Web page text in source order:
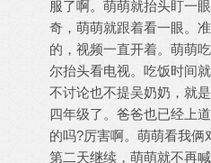
服了啊。萌萌就抬头盯一
奇，萌萌就跟着看一眼。
的，视频一直开着。萌萌
尔抬头看电视。吃饭时间
不讨论也不提吴奶奶，就
四年级了。爸爸也已经上
的吗?厉害啊。萌萌看我俩
第二天继续，萌萌就不再